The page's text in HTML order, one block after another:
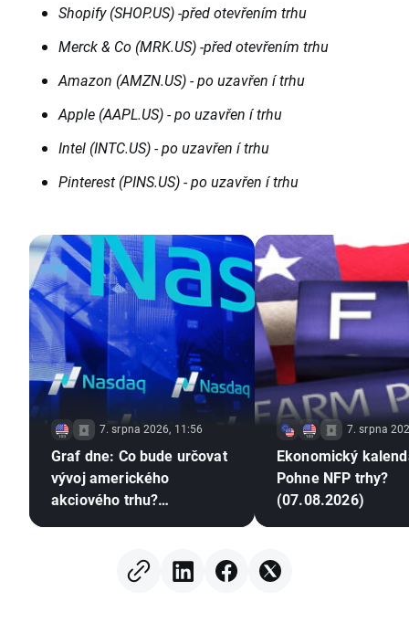
Shopify (SHOP.US) -před otevřením trhu
Merck & Co (MRK.US) -před otevřením trhu
Amazon (AMZN.US) - po uzavřen í trhu
Apple (AAPL.US) - po uzavřen í trhu
Intel (INTC.US) - po uzavřen í trhu
Pinterest (PINS.US) - po uzavřen í trhu
7. srpna 2026, 11:56
Graf dne: Co bude určovat
vývoj amerického
akciového trhu?
7. srpna
Ekonomický
Pohne NFP trhy?
(07.08.2026)